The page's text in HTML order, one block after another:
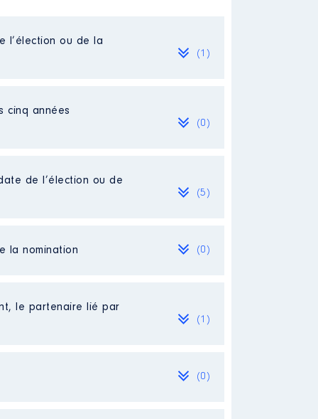
l’élection ou de la
(1)
cinq années
(0)
de l’élection ou de
(5)
la nomination (0)
le partenaire lié par
(1)
(0)